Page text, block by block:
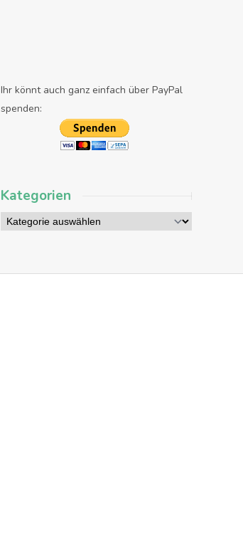
Ihr könnt auch ganz einfach über PayPal
spenden:
Kategorien